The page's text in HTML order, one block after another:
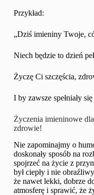
Przykład:
„Dziś imieniny Twoje,
Niech będzie to dzień
Życzę Ci szczęścia,
I by zawsze spełniały
Życzenia imieninowe
zdrowie!
Nie zapominajmy o
doskonały sposób na
spojrzeć na życie z
był ciepły i nie
że nawet lekki, dobrze
atmosferę i sprawić, że